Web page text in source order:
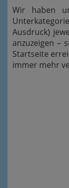
Wir haben
Ausdruck)
anzuzeigen –
Startseite
immer mehr